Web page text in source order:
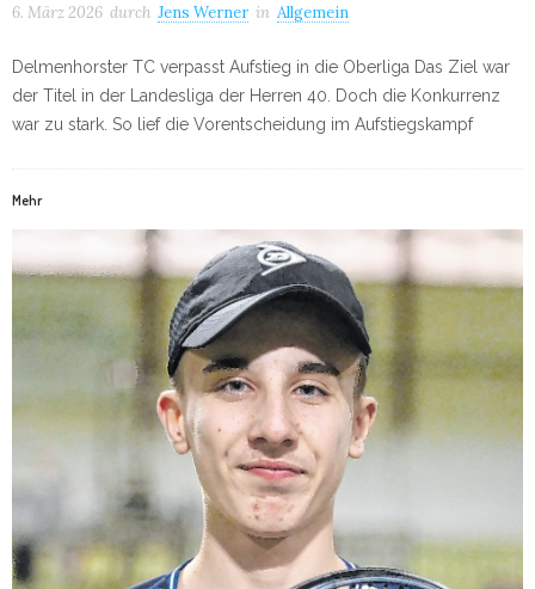
6. März 2026 durch Jens Werner in Allgemein
Delmenhorster TC verpasst Aufstieg in die Oberliga Das Ziel war
der Titel in der Landesliga der Herren 40. Doch die Konkurrenz
war zu stark. So lief die Vorentscheidung im Aufstiegskampf
Mehr